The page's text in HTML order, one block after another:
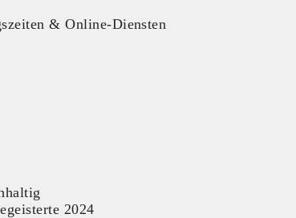
& Online-Diensten
2024